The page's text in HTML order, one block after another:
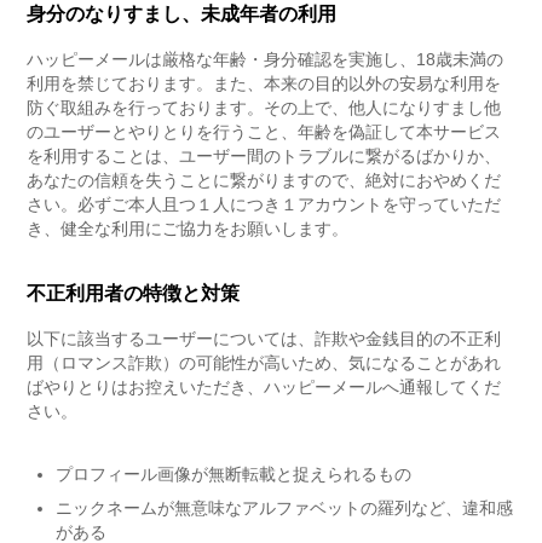
身分のなりすまし、未成年者の利用
ハッピーメールは厳格な年齢・身分確認を実施し、18歳未満の
利用を禁じております。また、本来の目的以外の安易な利用を
防ぐ取組みを行っております。その上で、他人になりすまし他
のユーザーとやりとりを行うこと、年齢を偽証して本サービス
を利用することは、ユーザー間のトラブルに繋がるばかりか、
あなたの信頼を失うことに繋がりますので、絶対におやめくだ
さい。必ずご本人且つ１人につき１アカウントを守っていただ
き、健全な利用にご協力をお願いします。
不正利用者の特徴と対策
以下に該当するユーザーについては、詐欺や金銭目的の不正利
用（ロマンス詐欺）の可能性が高いため、気になることがあれ
ばやりとりはお控えいただき、ハッピーメールへ通報してくだ
さい。
プロフィール画像が無断転載と捉えられるもの
ニックネームが無意味なアルファベットの羅列など、違和感
がある